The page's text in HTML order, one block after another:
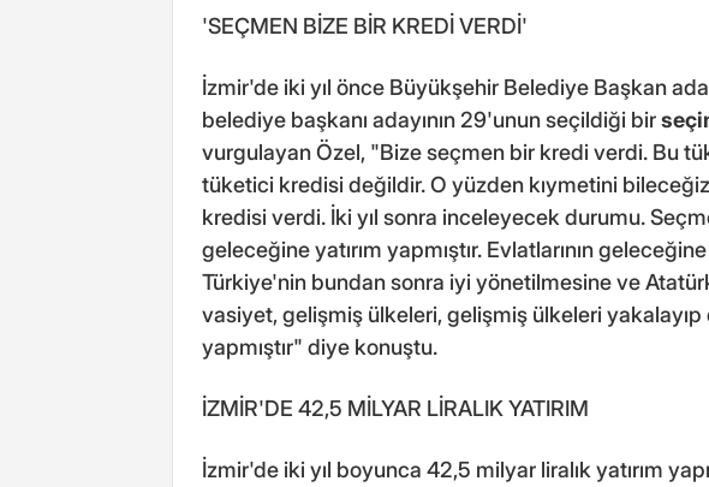
'SEÇMEN BİZE BİR KREDİ VERDİ'
İzmir'de iki yıl önce Büyükşehir Belediye Başkan
belediye başkanı adayının 29'unun seçildiği bir
vurgulayan Özel, "Bize seçmen bir kredi verdi. Bu
tüketici kredisi değildir. O yüzden kıymetini
kredisi verdi. İki yıl sonra inceleyecek durumu.
geleceğine yatırım yapmıştır. Evlatlarının geleceğine
Türkiye'nin bundan sonra iyi yönetilmesine ve
vasiyet, gelişmiş ülkeleri, gelişmiş ülkeleri yakalayıp
yapmıştır" diye konuştu.
İZMİR'DE 42,5 MİLYAR LİRALIK YATIRIM
İzmir'de iki yıl boyunca 42,5 milyar liralık yatırım